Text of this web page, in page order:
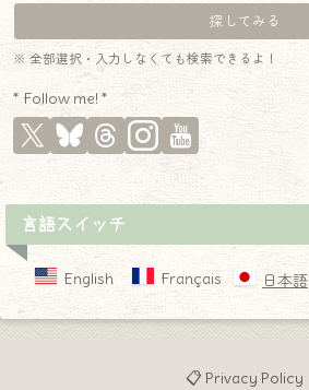
※ 全部選択・入力しなくても検索できるよ！
* Follow me! *
言語スイッチ
English Français 日本語
📋 Privacy Policy